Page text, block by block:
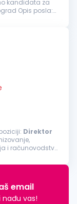
kandidata za
Opis posla:
Direktor
i računovodstva
email
nađu vas!